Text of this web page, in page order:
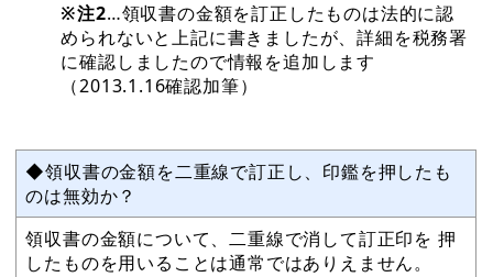
※注2…領収書の金額を訂正したものは法的に認
められないと上記に書きましたが、詳細を税務署
に確認しましたので情報を追加します
（2013.1.16確認加筆）
◆領収書の金額を二重線で訂正し、印鑑を押したも
のは無効か？
領収書の金額について、二重線で消して訂正印を 押
したものを用いることは通常ではありえません。